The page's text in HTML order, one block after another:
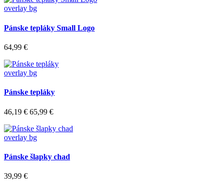
overlay bg
Pánske tepláky Small Logo
64,99 €
overlay bg
Pánske tepláky
46,19 € 65,99 €
overlay bg
Pánske šlapky chad
39,99 €